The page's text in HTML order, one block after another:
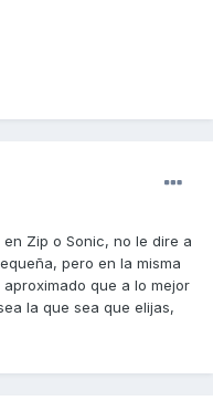
Zip o Sonic, no le dire a
pero en la misma
que a lo mejor
la que sea que elijas,